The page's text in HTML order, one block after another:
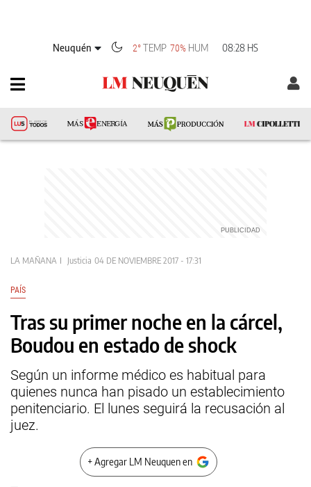
Neuquén 2°TEMP 70% HUM 08:28 HS
LA MAÑANA Justicia 04 DE NOVIEMBRE 2017 - 17:31
PAÍS
Tras su primer noche en la cárcel,
Boudou en estado de shock
Según un informe médico es habitual para
quienes nunca han pisado un establecimiento
penitenciario. El lunes seguirá la recusación al
juez.
+ Agregar LM Neuquen en